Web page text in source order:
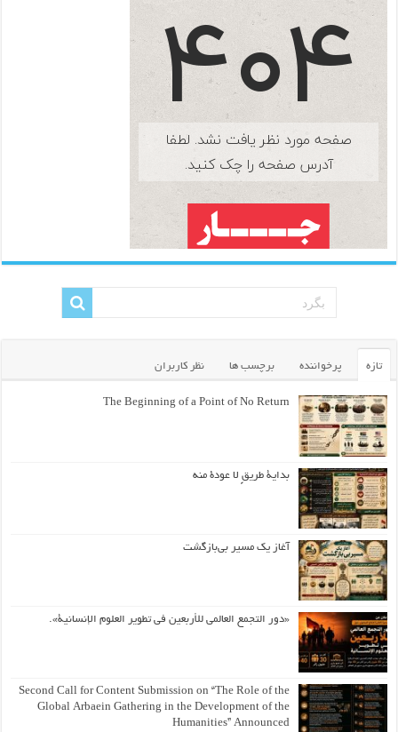
تازه پرخواننده برچسب ها نظر کاربران
The Beginning of a Point of No Return
بداية طريقٍ لا عودة منه
آغاز یک مسیر بی‌بازگشت
«دور التجمع العالمي للأربعين في تطوير العلوم الإنسانية».
Second Call for Content Submission on “The Role of the
Global Arbaein Gathering in the Development of the
Humanities” Announced